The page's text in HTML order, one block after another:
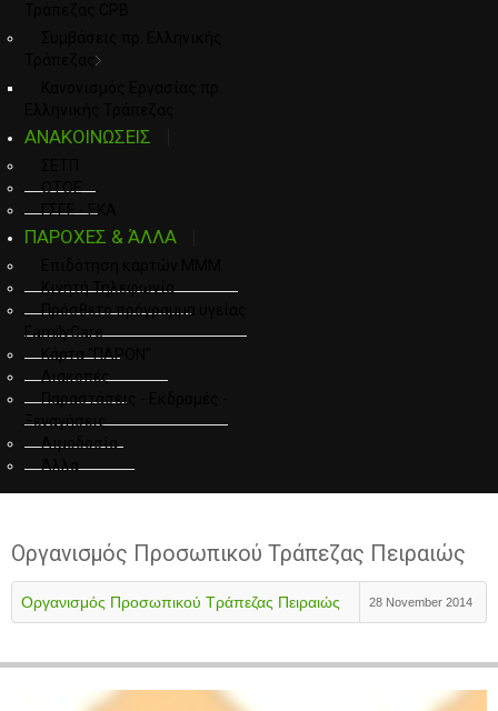
Τράπεζας
ΑΝΑΚΟΙΝΩΣΕΙΣ
ΟΤΟΕ
ΓΣΕΕ - ΕΚΑ
ΠΑΡΟΧΕΣ & ΆΛΛΑ
Κινητή Τηλεφωνία
Πρόσθετο πρόγραμμα υγείας
FamilyCare
Κάρτα "ΠΑΡΟΝ"
Διακοπές
Παραστάσεις - Εκδρομές -
Ξεναγήσεις
Αιμοδοσία
Άλλα
Οργανισμός Προσωπικού Τράπεζας Πειραιώς
Οργανισμός Προσωπικού Τράπεζας Πειραιώς 28 November 2014